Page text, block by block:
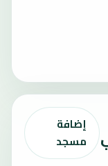
إضافة
مسجد